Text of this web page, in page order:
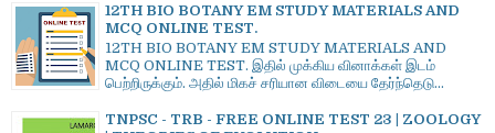
12TH BIO BOTANY EM STUDY MATERIALS AND
MCQ ONLINE TEST.
12TH BIO BOTANY EM STUDY MATERIALS AND
MCQ ONLINE TEST. இதில் முக்கிய வினாக்கள் இடம்
பெற்றிருக்கும். அதில் மிகச் சரியான விடையை தேர்ந்தெடு...
TNPSC - TRB - FREE ONLINE TEST 23 | ZOOLOGY